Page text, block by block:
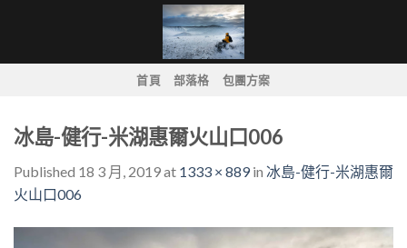
首頁 部落格 包團方案
冰島-健行-米湖惠爾火山口006
Published 18 3 月, 2019at 1333 × 889in 冰島-健行-米湖惠爾
火山口006